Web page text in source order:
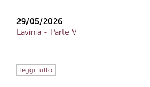
29/05/2026
Lavinia - Parte V
leggi tutto